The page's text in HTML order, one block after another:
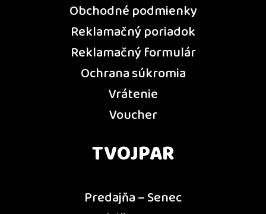
Obchodné podmienky
Reklamačný poriadok
Reklamačný formulár
Ochrana súkromia
Vrátenie
Voucher
TVOJPAR
Predajňa – Senec